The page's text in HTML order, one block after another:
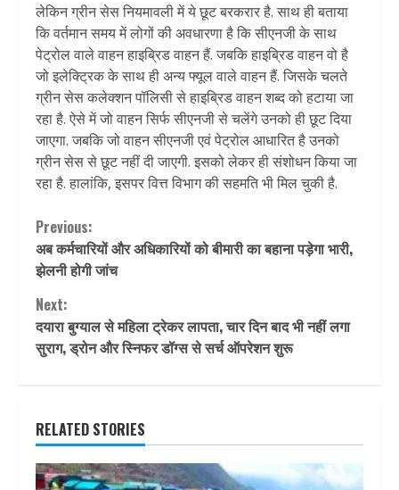
लेकिन ग्रीन सेस नियमावली में ये छूट बरकरार है. साथ ही बताया
कि वर्तमान समय में लोगों की अवधारणा है कि सीएनजी के साथ
पेट्रोल वाले वाहन हाइब्रिड वाहन हैं. जबकि हाइब्रिड वाहन वो है
जो इलेक्ट्रिक के साथ ही अन्य फ्यूल वाले वाहन हैं. जिसके चलते
ग्रीन सेस कलेक्शन पॉलिसी से हाइब्रिड वाहन शब्द को हटाया जा
रहा है. ऐसे में जो वाहन सिर्फ सीएनजी से चलेंगे उनको ही छूट दिया
जाएगा. जबकि जो वाहन सीएनजी एवं पेट्रोल आधारित है उनको
ग्रीन सेस से छूट नहीं दी जाएगी. इसको लेकर ही संशोधन किया जा
रहा है. हालांकि, इसपर वित्त विभाग की सहमति भी मिल चुकी है.
Continue
Reading
Previous:
अब कर्मचारियों और अधिकारियों को बीमारी का बहाना पड़ेगा भारी,
झेलनी होगी जांच
Next:
दयारा बुग्याल से महिला ट्रेकर लापता, चार दिन बाद भी नहीं लगा
सुराग, ड्रोन और स्निफर डॉग्स से सर्च ऑपरेशन शुरू
RELATED STORIES